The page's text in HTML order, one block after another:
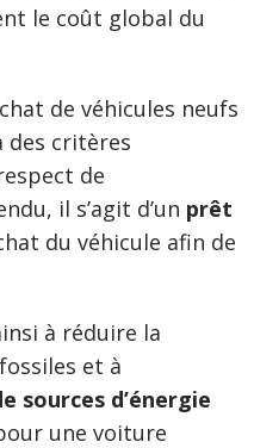
le coût global du
de véhicules neufs
des critères
de
il s’agit d’un prêt
du véhicule afin de
à réduire la
et à
sources d’énergie
une voiture